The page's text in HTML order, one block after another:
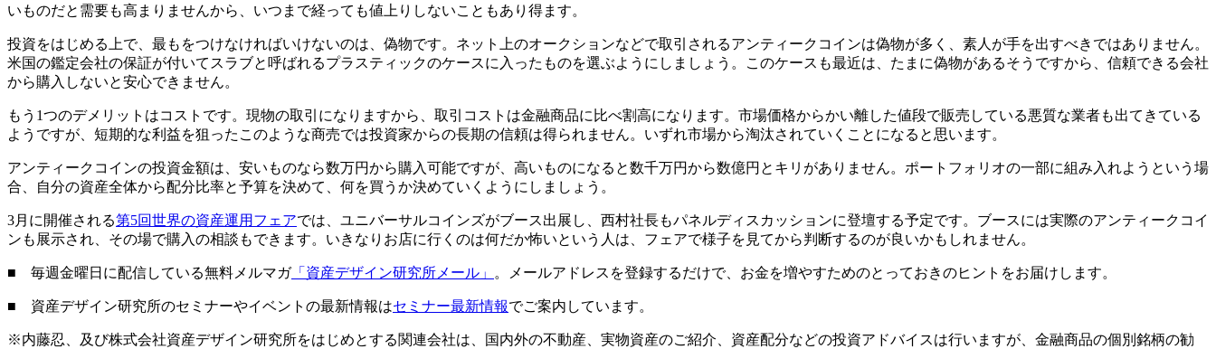
いものだと需要も高まりませんから、いつまで経っても値上りしないこともあり得ます。
投資をはじめる上で、最もをつけなければいけないのは、偽物です。ネット上のオークションなどで取引されるアンティークコインは偽物が多く、素人が手を出すべきではありません。
米国の鑑定会社の保証が付いてスラブと呼ばれるプラスティックのケースに入ったものを選ぶようにしましょう。このケースも最近は、たまに偽物があるそうですから、信頼できる会社
から購入しないと安心できません。
もう1つのデメリットはコストです。現物の取引になりますから、取引コストは金融商品に比べ割高になります。市場価格からかい離した値段で販売している悪質な業者も出てきている
ようですが、短期的な利益を狙ったこのような商売では投資家からの長期の信頼は得られません。いずれ市場から淘汰されていくことになると思います。
アンティークコインの投資金額は、安いものなら数万円から購入可能ですが、高いものになると数千万円から数億円とキリがありません。ポートフォリオの一部に組み入れようという場
合、自分の資産全体から配分比率と予算を決めて、何を買うか決めていくようにしましょう。
3月に開催される第5回世界の資産運用フェアでは、ユニバーサルコインズがブース出展し、西村社長もパネルディスカッションに登壇する予定です。ブースには実際のアンティークコイ
ンも展示され、その場で購入の相談もできます。いきなりお店に行くのは何だか怖いという人は、フェアで様子を見てから判断するのが良いかもしれません。
■ 毎週金曜日に配信している無料メルマガ「資産デザイン研究所メール」 。メールアドレスを登録するだけで、お金を増やすためのとっておきのヒントをお届けします。
■ 資産デザイン研究所のセミナーやイベントの最新情報はセミナー最新情報でご案内しています。
※内藤忍、及び株式会社資産デザイン研究所をはじめとする関連会社は、国内外の不動産、実物資産のご紹介、資産配分などの投資アドバイスは行いますが、金融商品の個別銘柄の勧